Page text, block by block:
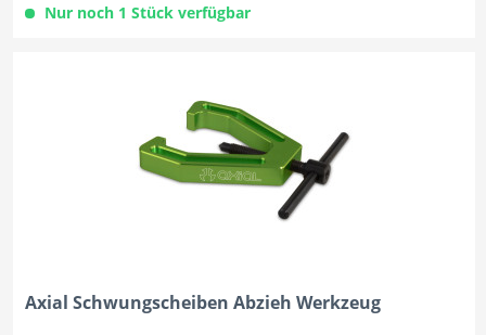
Nur noch 1 Stück verfügbar
Axial Schwungscheiben Abzieh Werkzeug